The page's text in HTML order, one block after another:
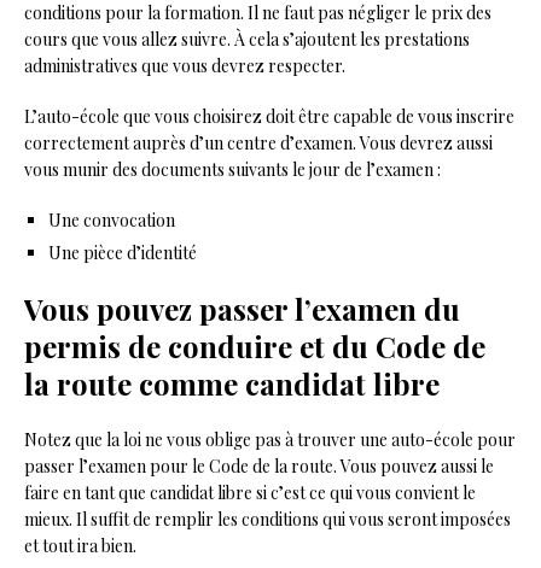
conditions pour la formation. Il ne faut pas négliger le prix des
cours que vous allez suivre. À cela s’ajoutent les prestations
administratives que vous devrez respecter.
L’auto-école que vous choisirez doit être capable de vous inscrire
correctement auprès d’un centre d’examen. Vous devrez aussi
vous munir des documents suivants le jour de l’examen :
Une convocation
Une pièce d’identité
Vous pouvez passer l’examen du
permis de conduire et du Code de
la route comme candidat libre
Notez que la loi ne vous oblige pas à trouver une auto-école pour
passer l’examen pour le Code de la route. Vous pouvez aussi le
faire en tant que candidat libre si c’est ce qui vous convient le
mieux. Il suffit de remplir les conditions qui vous seront imposées
et tout ira bien.